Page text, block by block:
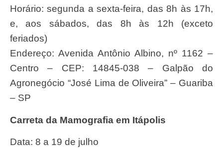
Horário: segunda a sexta-feira, das 8h às 17h,
e, aos sábados, das 8h às 12h (exceto
feriados)
Endereço: Avenida Antônio Albino, nº 1162 –
Centro – CEP: 14845-038 – Galpão do
Agronegócio “José Lima de Oliveira” – Guariba
– SP
Carreta da Mamografia em Itápolis
Data: 8 a 19 de julho